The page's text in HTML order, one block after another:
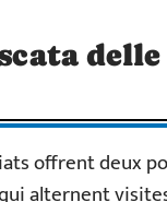
delle
offrent deux
alternent